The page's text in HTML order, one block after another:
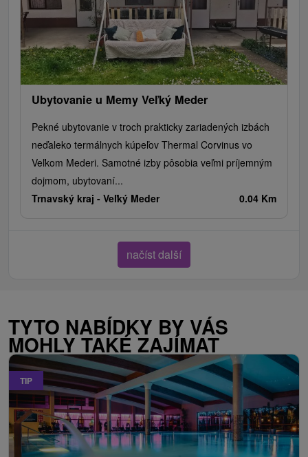
Ubytovanie u Memy Veľký Meder
Pekné ubytovanie v troch prakticky zariadených izbách
neďaleko termálnych kúpeľov Thermal Corvinus vo
Veľkom Mederi. Samotné izby pôsobia veľmi príjemným
dojmom, ubytovaní...
Trnavský kraj - Veľký Meder 0.04 Km
načíst další
TYTO NABÍDKY BY VÁS
MOHLY TAKÉ ZAJÍMAT
TIP